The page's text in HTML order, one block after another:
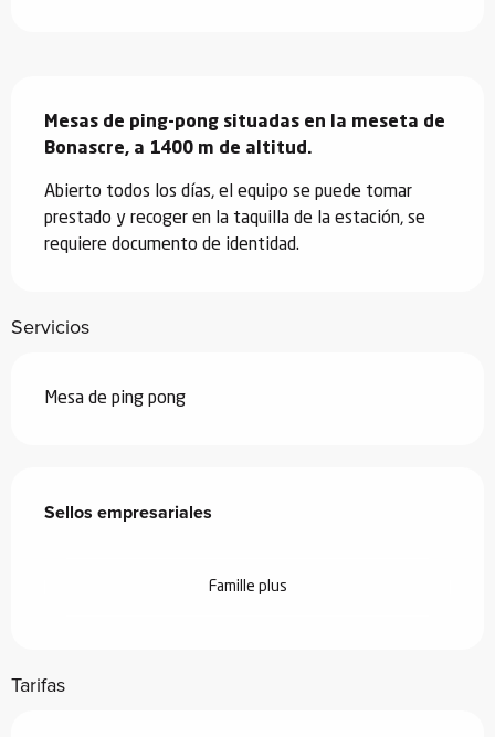
Mesas de ping-pong situadas en la meseta de
Bonascre, a 1400 m de altitud.
Abierto todos los días, el equipo se puede tomar
prestado y recoger en la taquilla de la estación, se
requiere documento de identidad.
Servicios
Mesa de ping pong
Sellos empresariales
Sellos empresariales
Famille plus
Tarifas